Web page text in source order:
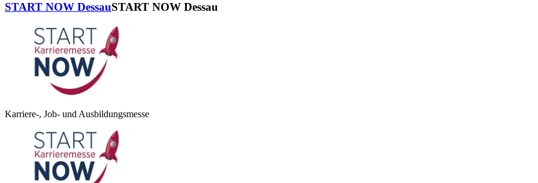
START NOW DessauSTART NOW Dessau
Karriere-, Job- und Ausbildungsmesse